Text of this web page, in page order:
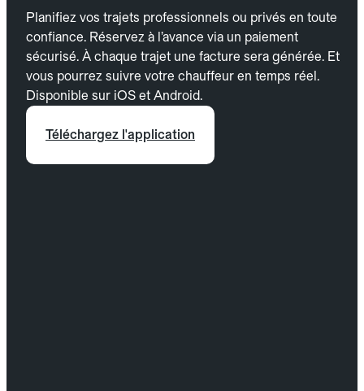
Planifiez vos trajets professionnels ou privés en toute
confiance. Réservez à l’avance via un paiement
sécurisé. À chaque trajet une facture sera générée. Et
vous pourrez suivre votre chauffeur en temps réel.
Disponible sur iOS et Android.
Téléchargez l'application